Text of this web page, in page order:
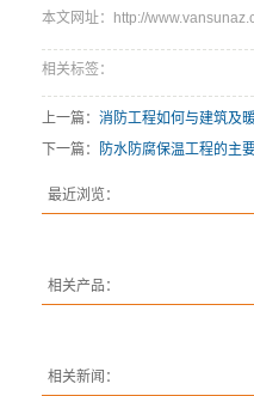
本文网址：http://
相关标签：
上一篇： 消防工程如何与建筑及
下一篇：
防水防腐保温工程的主
最近浏览：
相关产品：
相关新闻：